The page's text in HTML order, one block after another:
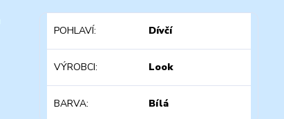
POHLAVÍ Dívčí
VÝROBCI Look
BARVA Bílá